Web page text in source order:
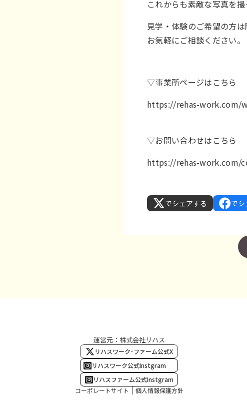
これからも素敵な写真を
見学・体験のご希望の方
お気軽にご相談ください。
▽事業所ページはこちら
https://rehas-work.com/
▽お問い合わせはこちら
https://rehas-work.com/
でシェアする でシ
運営元：株式会社リハス
リハスワーク･ファーム公式X
リハスワーク公式Instgram
リハスファーム公式Instgram
コーポレートサイト
個人情報保護方針